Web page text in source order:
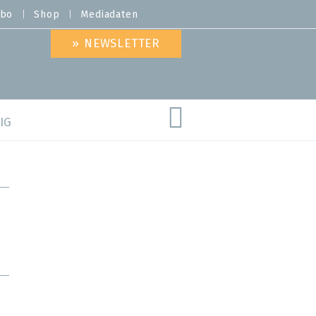
Shop Mediadaten
» NEWSLETTER